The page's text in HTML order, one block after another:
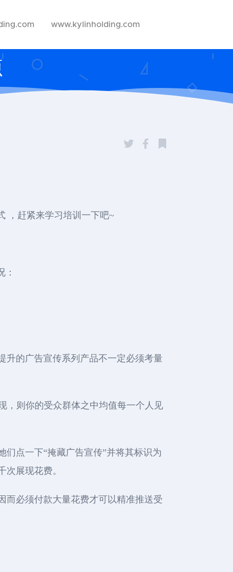
www.kylinholding.com
，赶紧来学习培训一下吧~
升的广告宣传系列产品不一定必须考量
，则你的受众群体之中均值每一个人见
点一下“掩藏广告宣传”并将其标识为
展现花费。
而必须付款大量花费才可以精准推送受